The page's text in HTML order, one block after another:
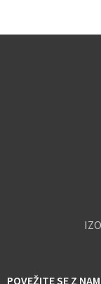
POVEŽITE SE Z